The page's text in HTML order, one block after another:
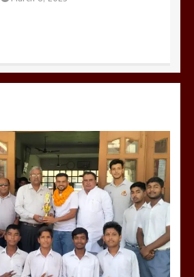
होलिका रखने पर लात मार कर होलिका को किया
तहस नहस,मोहल्ले वालों के साथ की गई गाली
गलोच ,कहा अगर रखी गई होली तो होगा खून
खराबा,
March 11, 2025